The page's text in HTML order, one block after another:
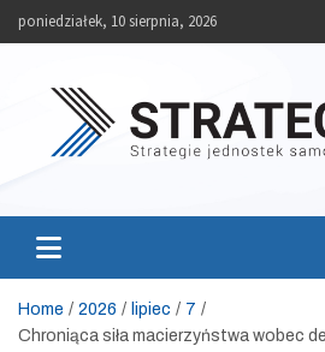
poniedziałek, 10 sierpnia, 2026
Strategie JST
Home 2026 lipiec
7
Chroniąca siła macierzyństwa wobec